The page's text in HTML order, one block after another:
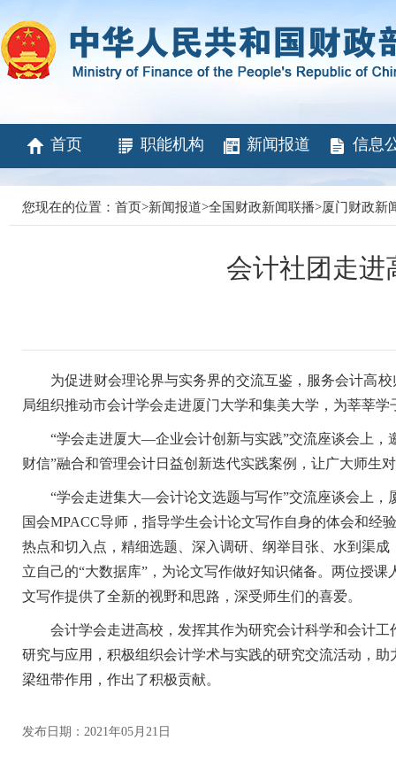
首页 职能机构 新闻报道 信息
您现在的位置： 首页>新闻报道>全国财政新闻联播>厦门财政新
会计社团走进
为促进财会理论界与实务界的交流互鉴，服务会计高校
局组织推动市会计学会走进厦门大学和集美大学，为莘莘
“学会走进厦大—企业会计创新与实践”交流座谈会上，
财信”融合和管理会计日益创新迭代实践案例，让广大师生
“学会走进集大—会计论文选题与写作”交流座谈会上，
国会MPACC导师，指导学生会计论文写作自身的体会和经
热点和切入点，精细选题、深入调研、纲举目张、水到渠
立自己的“大数据库”，为论文写作做好知识储备。两位授
文写作提供了全新的视野和思路，深受师生们的喜爱。
会计学会走进高校，发挥其作为研究会计科学和会计工
研究与应用，积极组织会计学术与实践的研究交流活动，
梁纽带作用，作出了积极贡献。
发布日期：2021年05月21日